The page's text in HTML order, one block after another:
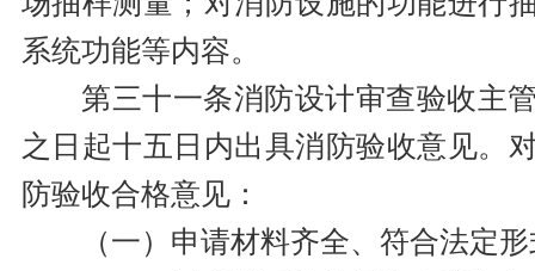
系统功能等内容。
第三十一条消防设计审查验收主
之日起十五日内出具消防验收意见。
防验收合格意见：
（一）申请材料齐全、符合法定